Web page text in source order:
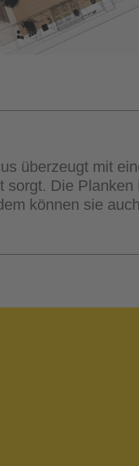
überzeugt mit
Die
können sie